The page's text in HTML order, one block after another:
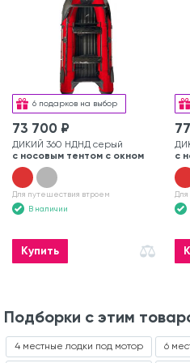
6 подарков на выбор
73 700 ₽
ДИКИЙ 360 НДНД серый
с носовым тентом с окном
Для путешествия втроем
В наличии
Купить
с
Подборки с этим
4 местные лодки под мотор 6